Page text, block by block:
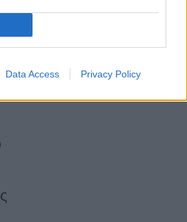
Data Access Privacy Policy